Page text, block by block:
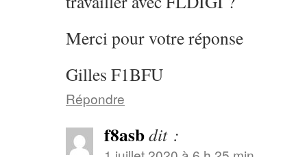
Merci pour votre réponse
Gilles F1BFU
Répondre
f8asbdit :